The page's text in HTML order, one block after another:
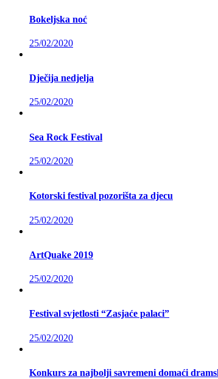
Bokeljska noć
25/02/2020
Dječija nedjelja
25/02/2020
Sea Rock Festival
25/02/2020
Kotorski festival pozorišta za djecu
25/02/2020
ArtQuake 2019
25/02/2020
Festival svjetlosti “Zasjaće palaci”
25/02/2020
Konkurs za najbolji savremeni domaći